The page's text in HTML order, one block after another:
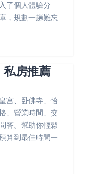
了個人體驗分
，規劃一趟難忘
私房推薦
宫、卧佛寺、恰
、營業時間、交
答。幫助你輕鬆
算到最佳時間一